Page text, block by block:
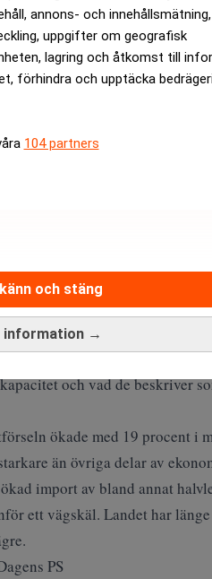
annons- och innehållsmätning,
uppgifter om geografisk
lagring och åtkomst till
förhindra och upptäcka
104 partners
information →
och stäng
och vad de beskriver
ökade med 19 procent i
än övriga delar av
import av bland annat
ett vägskäl. Landet har
PS